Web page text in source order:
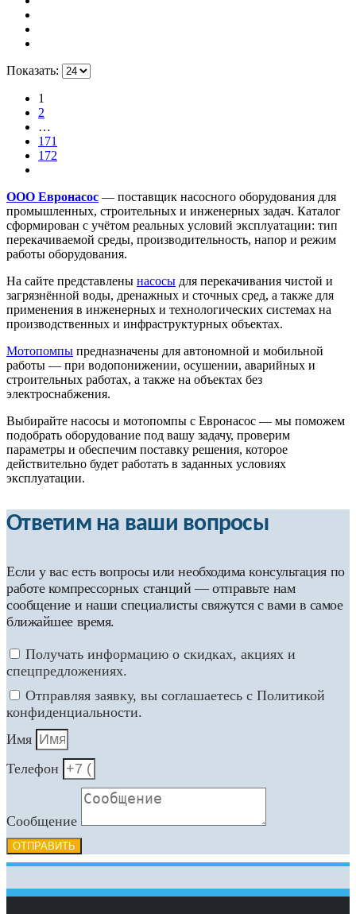
Показать:
1
2
…
171
172
ООО Евронасос — поставщик насосного оборудования для
промышленных, строительных и инженерных задач. Каталог
сформирован с учётом реальных условий эксплуатации: тип
перекачиваемой среды, производительность, напор и режим
работы оборудования.
На сайте представлены насосы для перекачивания чистой и
загрязнённой воды, дренажных и сточных сред, а также для
применения в инженерных и технологических системах на
производственных и инфраструктурных объектах.
Мотопомпы предназначены для автономной и мобильной
работы — при водопонижении, осушении, аварийных и
строительных работах, а также на объектах без
электроснабжения.
Выбирайте насосы и мотопомпы с Евронасос — мы поможем
подобрать оборудование под вашу задачу, проверим
параметры и обеспечим поставку решения, которое
действительно будет работать в заданных условиях
эксплуатации.
Ответим на ваши вопросы
Если у вас есть вопросы или необходима консультация по
работе компрессорных станций — отправьте нам
сообщение и наши специалисты свяжутся с вами в самое
ближайшее время.
Получать информацию о скидках, акциях и
спецпредложениях.
Отправляя заявку, вы соглашаетесь с Политикой
конфиденциальности.
Имя
Телефон
Сообщение
ОТПРАВИТЬ